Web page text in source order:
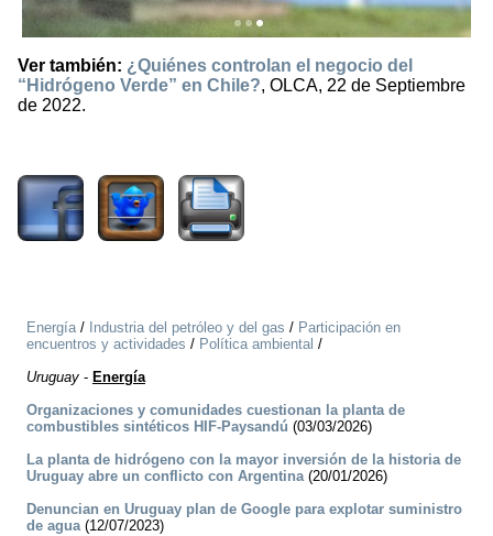
Ver también: ¿Quiénes controlan el negocio del
“Hidrógeno Verde” en Chile?, OLCA, 22 de Septiembre
de 2022.
Energía/ Industria del petróleo y del gas / Participación en
encuentros y actividades / Política ambiental /
Uruguay - Energía
Organizaciones y comunidades cuestionan la planta de
combustibles sintéticos HIF-Paysandú (03/03/2026)
La planta de hidrógeno con la mayor inversión de la historia de
Uruguay abre un conflicto con Argentina(20/01/2026)
Denuncian en Uruguay plan de Google para explotar suministro
de agua(12/07/2023)